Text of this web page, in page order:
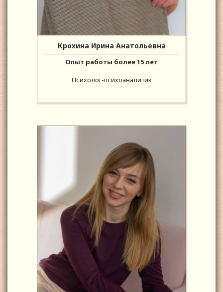
Крохина Ирина Анатольевна
Опыт работы более 15 лет
Психолог-психоаналитик